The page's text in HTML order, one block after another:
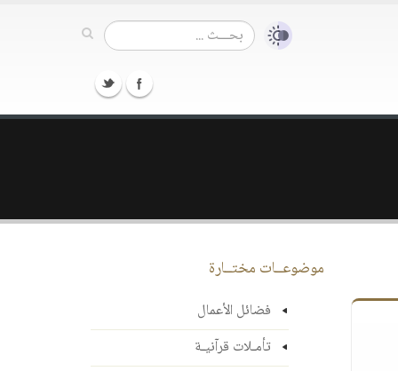
موضوعــات مختــارة
فضائل الأعمال
تأمـلات قرآنيـة